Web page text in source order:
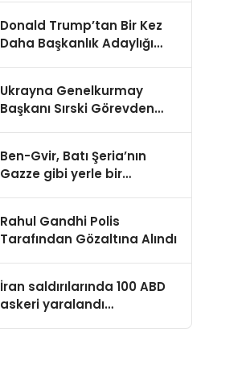
Donald Trump’tan Bir Kez
Daha Başkanlık Adaylığı
Ukrayna Genelkurmay
Başkanı Sırski Görevden
Ben-Gvir, Batı Şeria’nın
Gazze gibi yerle bir
Rahul Gandhi Polis
Tarafından Gözaltına Alındı
İran saldırılarında 100 ABD
askeri yaralandı